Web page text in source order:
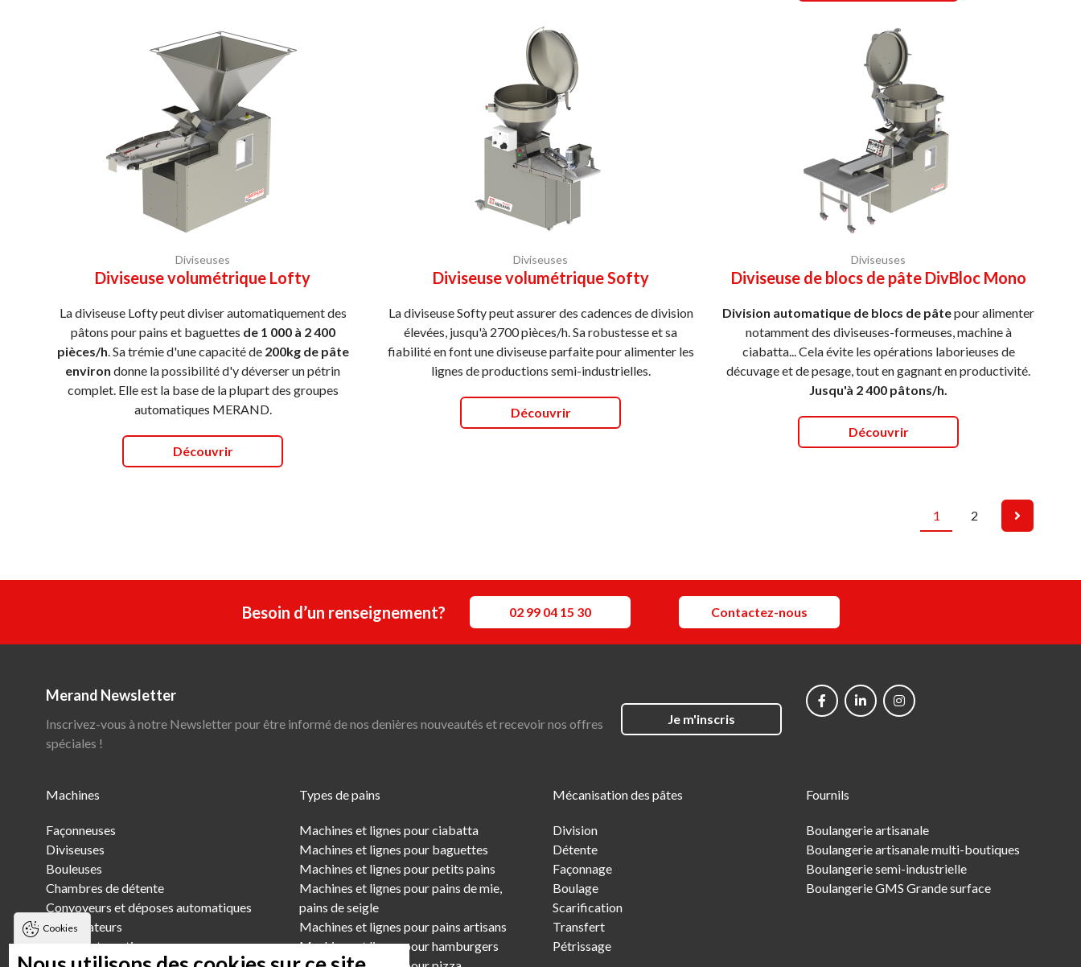
Diviseuses
Diviseuse volumétrique Lofty
La diviseuse Lofty peut diviser automatiquement des
pâtons pour pains et baguettes de 1 000 à 2 400
pièces/h. Sa trémie d'une capacité de 200kg de pâte
environ donne la possibilité d'y déverser un pétrin
complet. Elle est la base de la plupart des groupes
automatiques MERAND.
Découvrir
Diviseuses
Diviseuse volumétrique Softy
La diviseuse Softy peut assurer des cadences de division
élevées, jusqu'à 2700 pièces/h. Sa robustesse et sa
fiabilité en font une diviseuse parfaite pour alimenter les
lignes de productions semi-industrielles.
Découvrir
Diviseuses
Diviseuse de blocs de pâte DivBloc Mono
Division automatique de blocs de pâtepour alimenter
notamment des diviseuses-formeuses, machine à
ciabatta... Cela évite les opérations laborieuses de
décuvage et de pesage, tout en gagnant en productivité.
Jusqu'à 2 400 pâtons/h.
Découvrir
1 2
Besoin d’un renseignement? 02 99 04 15 30 Contactez-nous
Merand Newsletter
Inscrivez-vous à notre Newsletter pour être informé de nos denières nouveautés et recevoir nos offres
spéciales !
Je m'inscris
networks
Menu
Machines
Façonneuses
Diviseuses
Bouleuses
Chambres de détente
Convoyeurs et déposes automatiques
Scarificateurs
Lignes automatiques
Types de pains
Machines et lignes pour ciabatta
Machines et lignes pour baguettes
Machines et lignes pour petits pains
Machines et lignes pour pains de mie,
pains de seigle
Machines et lignes pour pains artisans
Machines et lignes pour hamburgers
Mécanisation des pâtes
Division
Détente
Façonnage
Boulage
Scarification
Transfert
Pétrissage
Fournils
Boulangerie artisanale
Boulangerie artisanale multi-boutiques
Boulangerie semi-industrielle
Boulangerie GMS Grande surface
Cookies